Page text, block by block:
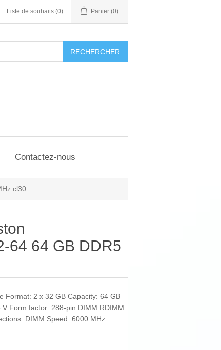
Liste de souhaits (0) Panier (0)
RECHERCHER
Contactez-nous
cl30
64 64 GB DDR5
Format: 2 x 32 GB Capacity: 64 GB
Form factor: 288-pin DIMM RDIMM
DIMM Speed: 6000 MHz